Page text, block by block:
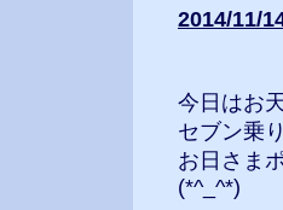
2014/11/
今日はお
セブン乗
お日さま
(*^_^*)